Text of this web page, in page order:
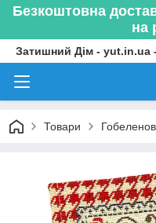
Безкоштовна
на
Затишний Дім - yut.in.ua
Товари